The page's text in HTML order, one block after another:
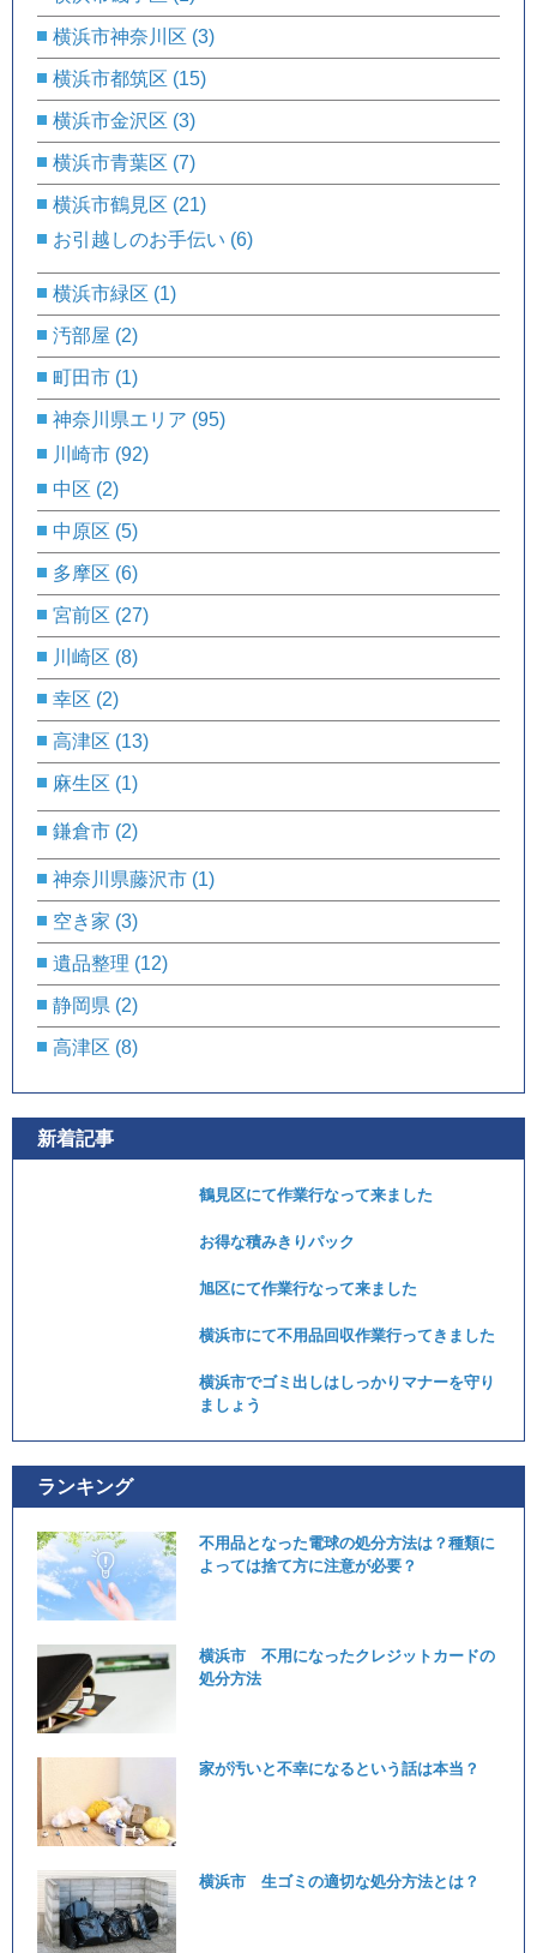
横浜市神奈川区 (3)
横浜市都筑区 (15)
横浜市金沢区 (3)
横浜市青葉区 (7)
横浜市鶴見区 (21)
お引越しのお手伝い (6)
横浜市緑区 (1)
汚部屋 (2)
町田市 (1)
神奈川県エリア (95)
川崎市 (92)
中区 (2)
中原区 (5)
多摩区 (6)
宮前区 (27)
川崎区 (8)
幸区 (2)
高津区 (13)
麻生区 (1)
鎌倉市 (2)
神奈川県藤沢市 (1)
空き家 (3)
遺品整理 (12)
静岡県 (2)
高津区 (8)
新着記事
鶴見区にて作業行なって来ました
お得な積みきりパック
旭区にて作業行なって来ました
横浜市にて不用品回収作業行ってきました
横浜市でゴミ出しはしっかりマナーを守り
ましょう
ランキング
不用品となった電球の処分方法は？種類に
よっては捨て方に注意が必要？
横浜市 不用になったクレジットカードの
処分方法
家が汚いと不幸になるという話は本当？
横浜市 生ゴミの適切な処分方法とは？